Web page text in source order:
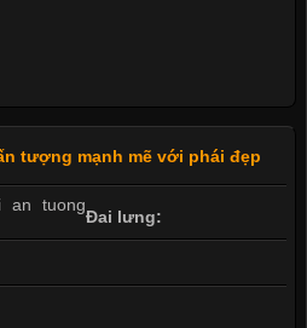
tượng mạnh mẽ với phái đẹp
Đai lưng: